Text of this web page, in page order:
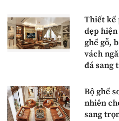
Thiết kế
đẹp
ghế gỗ,
vách
đá sang
Bộ ghế
nhiên
sang